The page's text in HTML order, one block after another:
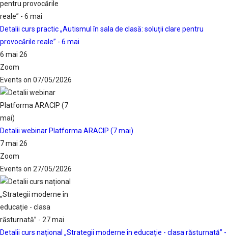
Detalii curs practic „Autismul în sala de clasă: soluții clare pentru
provocările reale” - 6 mai
6 mai 26
Zoom
Events on 07/05/2026
Detalii webinar Platforma ARACIP (7 mai)
7 mai 26
Zoom
Events on 27/05/2026
Detalii curs național „Strategii moderne în educație - clasa răsturnată” -